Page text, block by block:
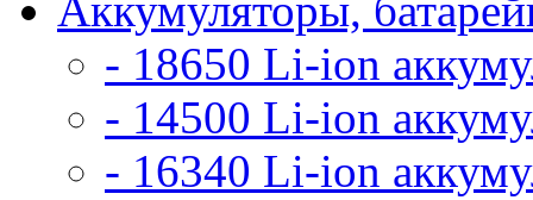
- 18650 Li-ion
- 14500 Li-ion
- 16340 Li-ion